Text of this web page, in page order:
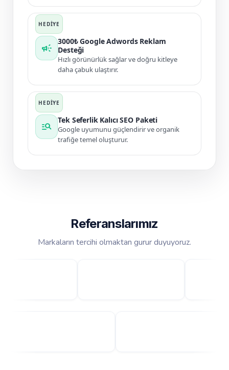
campaign
3000₺ Google Adwords Reklam
Desteği
Hızlı görünürlük sağlar ve doğru kitleye
daha çabuk ulaştırır.
manage_search
Tek Seferlik Kalıcı SEO Paketi
Google uyumunu güçlendirir ve organik
trafiğe temel oluşturur.
Referanslarımız
Markaların tercihi olmaktan gurur duyuyoruz.